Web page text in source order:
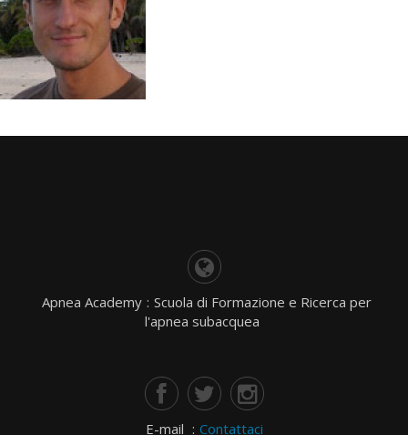
Apnea Academy : Scuola di Formazione e Ricerca per
l'apnea subacquea
E-mail : Contattaci